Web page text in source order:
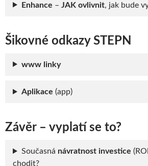
Enhance – JAK ovlivnit, jak bude
Šikovné odkazy STEPN
www linky
Aplikace (app)
Závěr – vyplatí se to?
Současná návratnost investice
chodit?